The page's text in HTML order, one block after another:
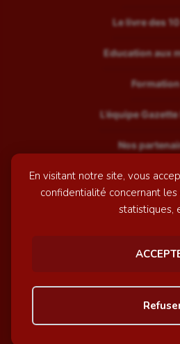
En visitant notre site, vous
confidentialité concernant
statistiques,
Le livre des
Education aux
Formation
L’équipe
Nos
Mentions
© GazetteSports - 2026 | Site
Awelty